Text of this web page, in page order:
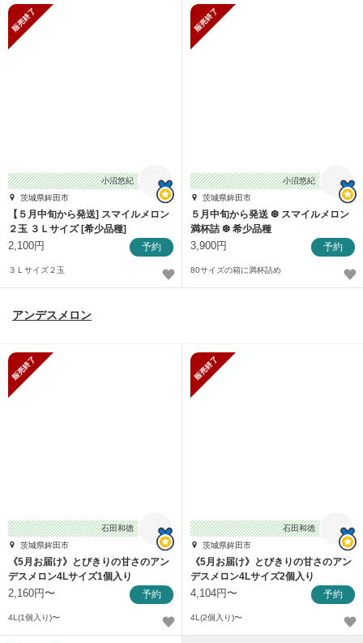
小沼悠紀
茨城県鉾田市
【５月中旬から発送] スマイルメロン
２玉 ３Ｌサイズ [希少品種]
2,100円 予約
３Ｌサイズ２玉
小沼悠紀
茨城県鉾田市
５月中旬から発送 ❆ スマイルメロン
満杯詰 ❆ 希少品種
3,900円 予約
80サイズの箱に満杯詰め
アンデスメロン
石田和徳
茨城県鉾田市
《5月お届け》とびきりの甘さのアン
デスメロン4Lサイズ1個入り
2,160円〜 予約
4L(1個入り)〜
石田和徳
茨城県鉾田市
《5月お届け》とびきりの甘さのアン
デスメロン4Lサイズ2個入り
4,104円〜 予約
4L(2個入り)〜